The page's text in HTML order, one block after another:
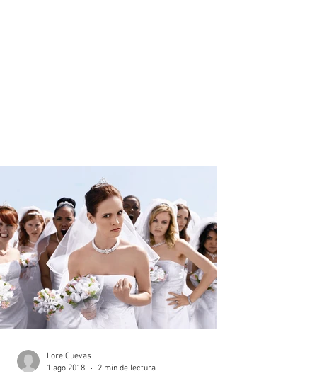
Lore Cuevas
1 ago 2018
2 min de lectura